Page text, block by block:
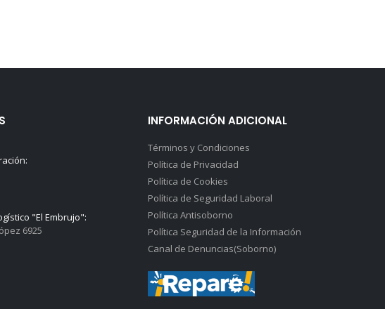
"El Embrujo":
6925
INFORMACIÓN ADICIONAL
Términos y Condiciones
Política de Privacidad
Política de Cookies
Política de Seguridad Laboral
Política Antisoborno
Política Seguridad de la Información
Canal de Denuncias(Soborno)